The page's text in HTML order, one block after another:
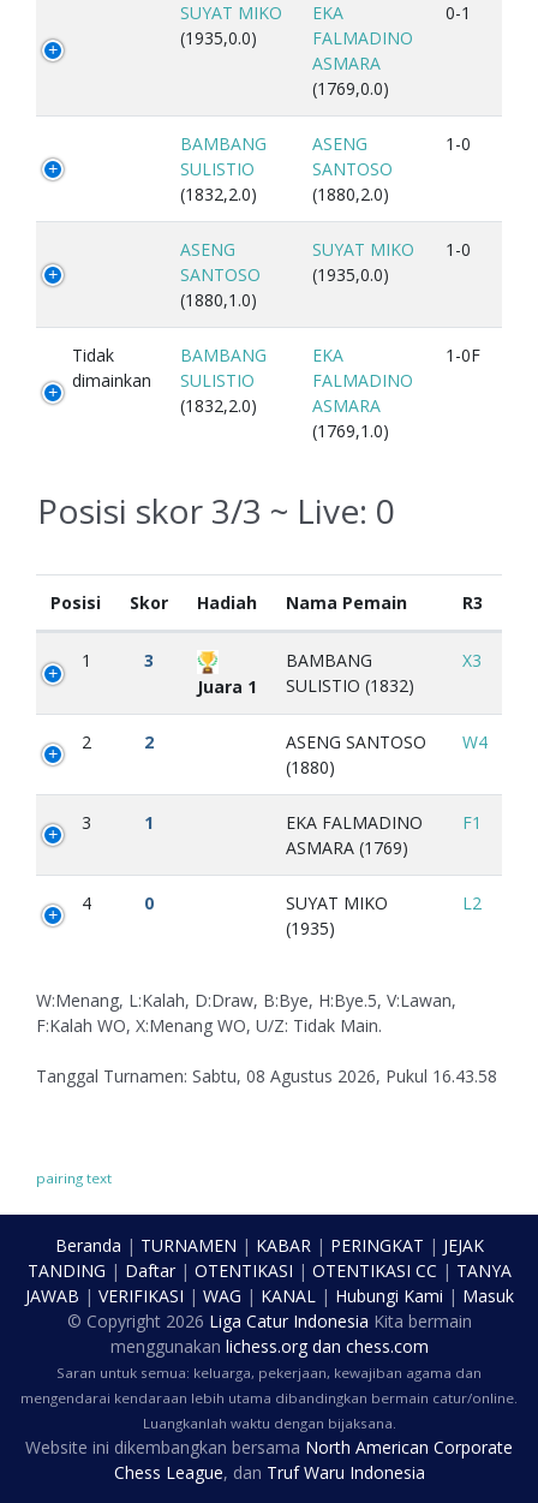
SUYAT MIKO
(1935,0.0)
EKA
FALMADINO
ASMARA
(1769,0.0)
0-1
BAMBANG
SULISTIO
(1832,2.0)
ASENG
SANTOSO
(1880,2.0)
1-0
ASENG
SANTOSO
(1880,1.0)
SUYAT MIKO
(1935,0.0)
1-0
Tidak
dimainkan
BAMBANG
SULISTIO
(1832,2.0)
EKA
FALMADINO
ASMARA
(1769,1.0)
1-0F
Posisi skor 3/3 ~ Live: 0
Posisi Skor Hadiah Nama Pemain R3
1
3
Juara 1
BAMBANG
SULISTIO (1832)
X3
2 2
ASENG SANTOSO
(1880)
W4
3 1
EKA FALMADINO
ASMARA (1769)
F1
4 0
SUYAT MIKO
(1935)
L2
W:Menang, L:Kalah, D:Draw, B:Bye, H:Bye.5, V:Lawan,
F:Kalah WO, X:Menang WO, U/Z: Tidak Main.
Tanggal Turnamen: Sabtu, 08 Agustus 2026, Pukul 16.43.58
pairing text
Beranda | TURNAMEN | KABAR| PERINGKAT | JEJAK
TANDING | Daftar| OTENTIKASI | OTENTIKASI CC | TANYA
JAWAB | VERIFIKASI | WAG | KANAL| Hubungi Kami | Masuk
© Copyright 2026 Liga Catur Indonesia Kita bermain
menggunakan lichess.orgdan chess.com
Saran untuk semua: keluarga, pekerjaan, kewajiban agama dan
mengendarai kendaraan lebih utama dibandingkan bermain catur/online.
Luangkanlah waktu dengan bijaksana.
Website ini dikembangkan bersama North American Corporate
Chess League, dan Truf Waru Indonesia